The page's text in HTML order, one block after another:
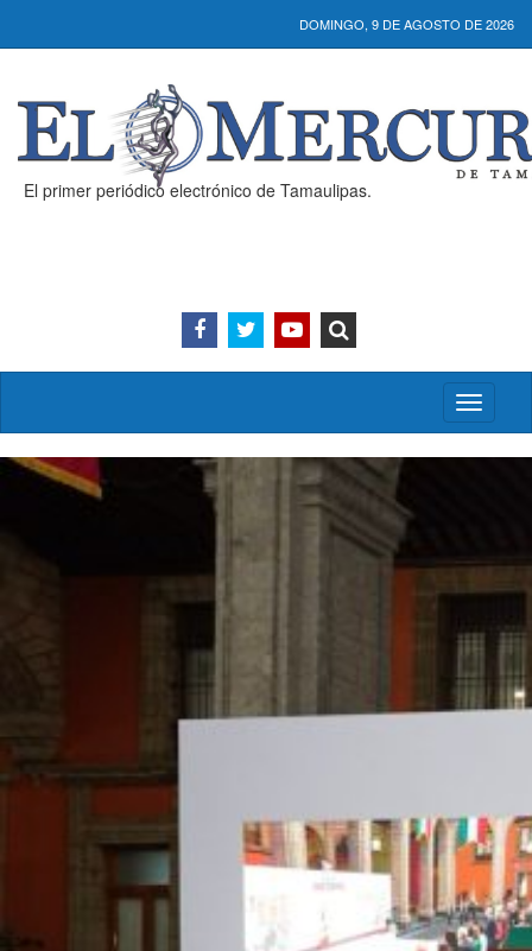
DOMINGO, 9 DE AGOSTO DE 2026
El primer periódico electrónico de Tamaulipas.
Activar/
menú